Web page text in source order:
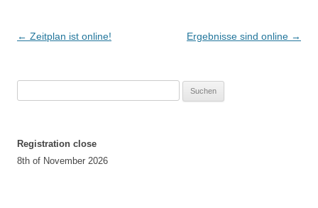
Beitragsnavigation
← Zeitplan ist online! Ergebnisse sind online →
Registration close
8th of November 2026